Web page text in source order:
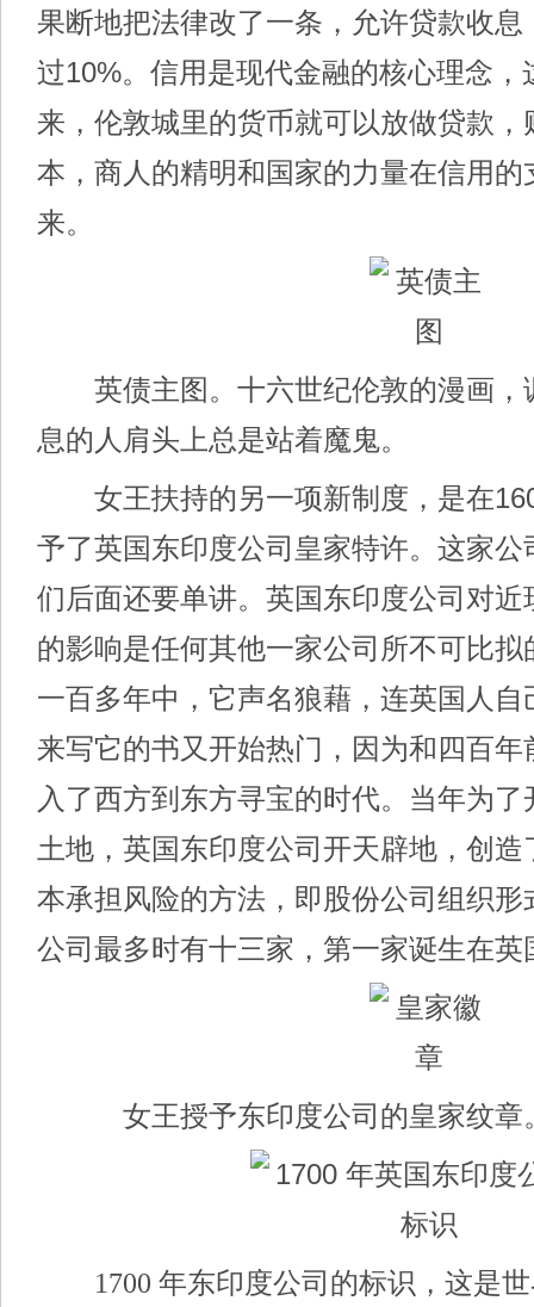
果断地把法律改了一条，允许贷款收息
过10%。信用是现代金融的核心理念，
来，伦敦城里的货币就可以放做贷款，
本，商人的精明和国家的力量在信用的
来。
英债主图。十六世纪伦敦的漫画，
息的人肩头上总是站着魔鬼。
女王扶持的另一项新制度，是在
予了英国东印度公司皇家特许。这家公
们后面还要单讲。英国东印度公司对近
的影响是任何其他一家公司所不可比
一百多年中，它声名狼藉，连英国人
来写它的书又开始热门，因为和四百
入了西方到东方寻宝的时代。当年为
土地，英国东印度公司开天辟地，创
本承担风险的方法，即股份公司组织形
公司最多时有十三家，第一家诞生在英
女王授予东印度公司的皇家纹章
1700 年东印度公司的标识，这是